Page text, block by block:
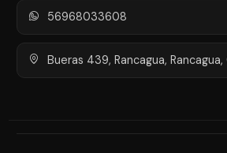
56968033608
Bueras 439, Rancagua, Rancagua,